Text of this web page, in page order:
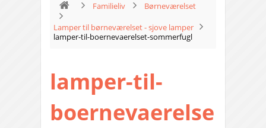
Familieliv
Børneværelset
Lamper til børneværelset - sjove lamper
lamper-til-boernevaerelset-sommerfugl
lamper-til-
boernevaerelse